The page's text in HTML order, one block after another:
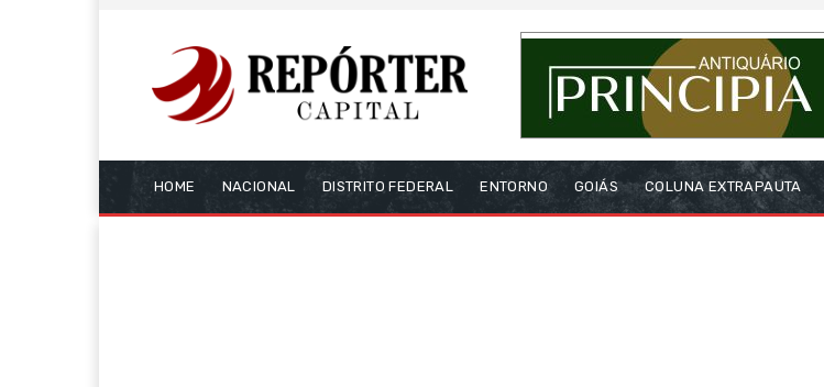
HOME NACIONAL DISTRITO FEDERAL ENTORNO GOIÁS COLUNA EXTRAPAUTA